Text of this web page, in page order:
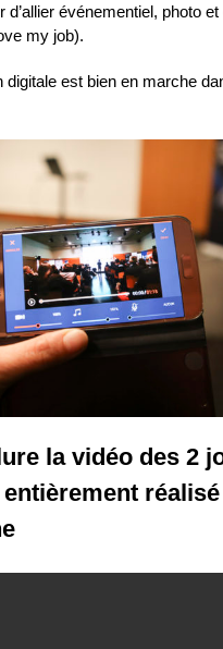
d’allier événementiel, photo
my job).
digitale est bien en marche
la vidéo des 2
réalisé